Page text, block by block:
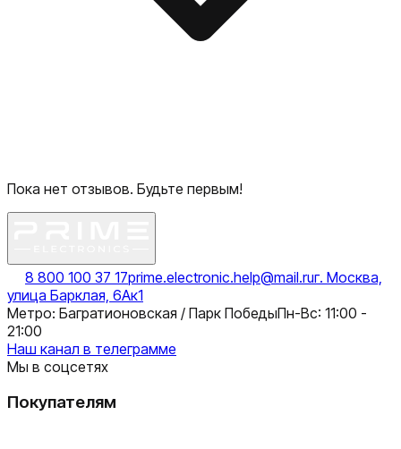
Пока нет отзывов. Будьте первым!
8 800 100 37 17prime.electronic.help@mail.ruг. Москва,
улица Барклая, 6Ак1
Метро: Багратионовская / Парк ПобедыПн-Вс: 11:00 -
21:00
Наш канал в телеграмме
Мы в соцсетях
Покупателям